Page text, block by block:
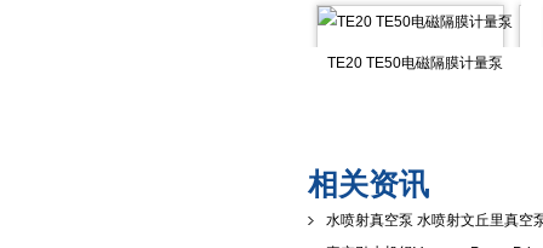
TE20 TE50电磁隔膜计量泵
相关资讯
水喷射真空泵 水喷射文丘里真空